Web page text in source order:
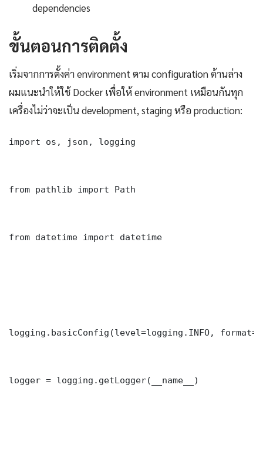
dependencies
ขั้นตอนการติดตั้ง
เริ่มจากการตั้งค่า environment ตาม configuration ด้านล่าง
ผมแนะนำให้ใช้ Docker เพื่อให้ environment เหมือนกันทุก
เครื่องไม่ว่าจะเป็น development, staging หรือ production:
import os, json, logging
from pathlib import Path
from datetime import datetime
logging.basicConfig(level=logging.INFO,
logger = logging.getLogger(__name__)